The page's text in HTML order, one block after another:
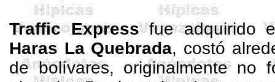
TrafficExpressfue adquirido
Haras La Quebrada, costó
de bolívares, originalmente no